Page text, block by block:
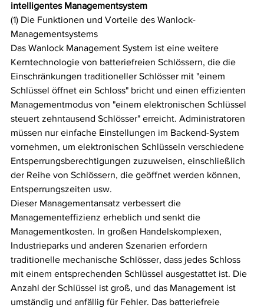
intelligentes Managementsystem
(1) Die Funktionen und Vorteile des Wanlock-
Managementsystems
Das Wanlock Management System ist eine weitere
Kerntechnologie von batteriefreien Schlössern, die die
Einschränkungen traditioneller Schlösser mit "einem
Schlüssel öffnet ein Schloss" bricht und einen effizienten
Managementmodus von "einem elektronischen Schlüssel
steuert zehntausend Schlösser" erreicht. Administratoren
müssen nur einfache Einstellungen im Backend-System
vornehmen, um elektronischen Schlüsseln verschiedene
Entsperrungsberechtigungen zuzuweisen, einschließlich
der Reihe von Schlössern, die geöffnet werden können,
Entsperrungszeiten usw.
Dieser Managementansatz verbessert die
Managementeffizienz erheblich und senkt die
Managementkosten. In großen Handelskomplexen,
Industrieparks und anderen Szenarien erfordern
traditionelle mechanische Schlösser, dass jedes Schloss
mit einem entsprechenden Schlüssel ausgestattet ist. Die
Anzahl der Schlüssel ist groß, und das Management ist
umständig und anfällig für Fehler. Das batteriefreie